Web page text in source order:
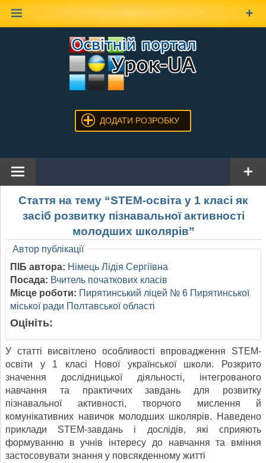
ДОДАТИ РОЗРОБКУ
Стаття на тему “STEM-освіта у 1 класі як
засіб розвитку пізнавальної активності
молодших школярів”
Автор публікації
ПІБ автора: Німець Лідія Сергіївна
Посада: Вчитель початкових класів
Місце роботи: Пирятинський ліцей № 6 Пирятинської
міської ради Полтавської області
Оцініть:
У статті висвітлено особливості впровадження STEM-
освіти у 1 класі Нової української школи. Розкрито
значення дослідницької діяльності, інтегрованого
навчання та практичних завдань для розвитку
пізнавальної активності, творчого мислення й
комунікативних навичок молодших школярів. Наведено
приклади STEM-завдань і дослідів, які сприяють
формуванню в учнів інтересу до навчання та вміння
застосовувати знання у повсякденному житті